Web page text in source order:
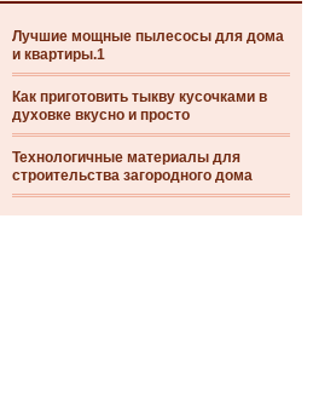
Лучшие мощные пылесосы для дома
и квартиры.1
Как приготовить тыкву кусочками в
духовке вкусно и просто
Технологичные материалы для
строительства загородного дома